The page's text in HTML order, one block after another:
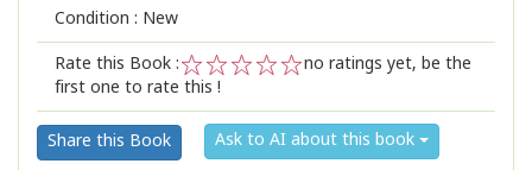
Condition : New
Rate this Book :
2
1
no ratings yet, be the
first one to rate this !
Share this Book Ask to AI about this book